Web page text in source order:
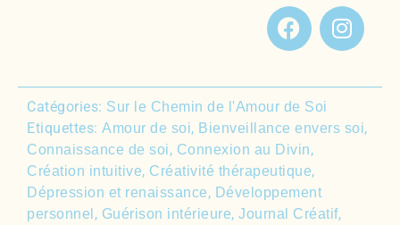
Catégories: Sur le Chemin de l'Amour de Soi
Etiquettes: Amour de soi, Bienveillance envers soi,
Connaissance de soi, Connexion au Divin,
Création intuitive, Créativité thérapeutique,
Dépression et renaissance, Développement
personnel , Guérison intérieure, Journal Créatif,